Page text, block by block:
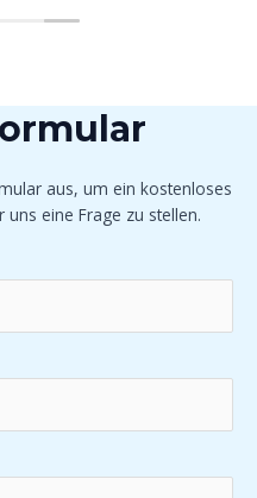
aus, um ein kostenloses
uns eine Frage zu stellen.